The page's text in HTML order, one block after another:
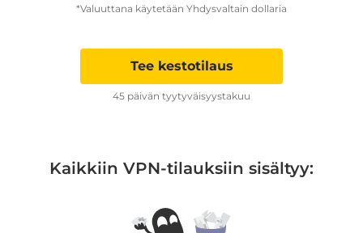
*Valuuttana käytetään Yhdysvaltain dollaria
Tee kestotilaus
45 päivän tyytyväisyystakuu
Kaikkiin VPN-tilauksiin sisältyy: